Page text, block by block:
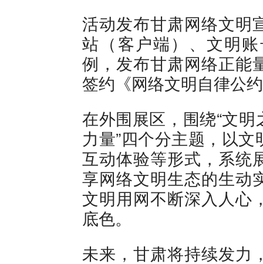
活动发布甘肃网络文明
站（客户端）、文明
例，发布甘肃网络正能
签约《网络文明自律公
在外围展区，围绕“文明
力量”四个分主题，以
互动体验等形式，系统
享网络文明生态的生动
文明用网不断深入人心
底色。
未来，甘肃将持续发力